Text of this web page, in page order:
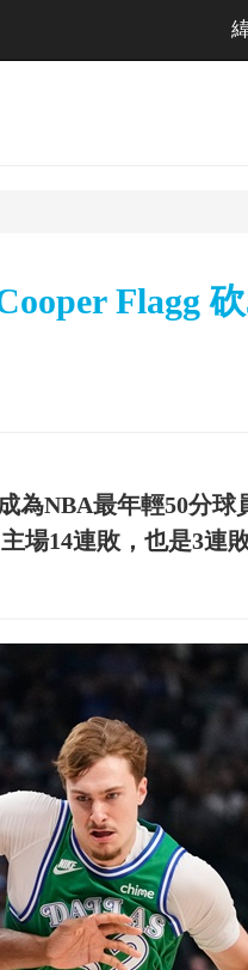
Flagg
為NBA最年輕50分球
場14連敗，也是3連